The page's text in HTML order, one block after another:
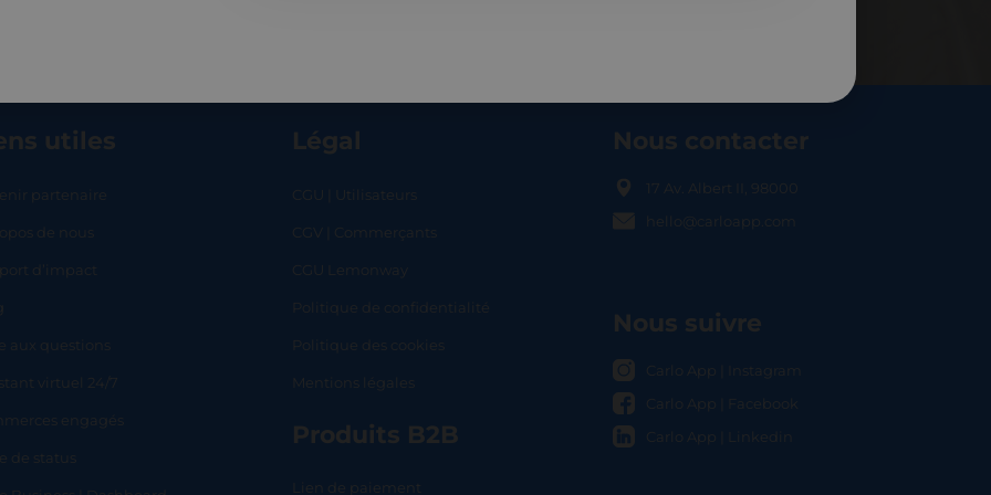
utiles
partenaire
de nous
d’impact
aux questions
virtuel 24/7
engagés
de status
Légal
CGU | Utilisateurs
CGV | Commerçants
CGU Lemonway
Politique de confidentialité
Politique des cookies
Mentions légales
Produits B2B
Lien de paiement
Nous contacter
17 Av. Albert II, 98000
hello@carloapp.com
Nous suivre
Carlo App | Instagram
Carlo App | Facebook
Carlo App | Linkedin
SHOPLOCAL